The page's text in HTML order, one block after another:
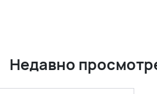
Недавно